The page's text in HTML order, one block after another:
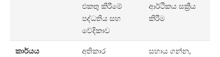
එකතු කිරීමේ
පද්ධතිය සහ
වේදිකාව
ආර්ථිකය සක්‍රීය
කිරීම
කාර්යය
අතිකාර
සහාය ගන්න,